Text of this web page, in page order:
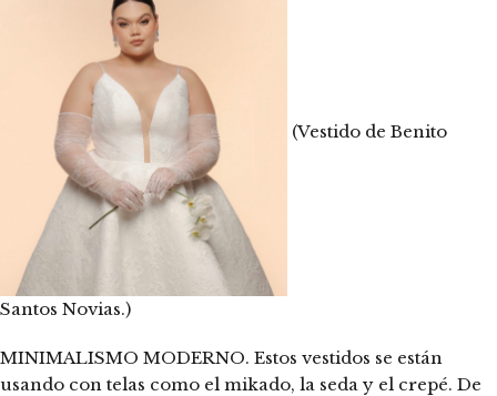
(Vestido de Benito
Santos Novias.)
MINIMALISMO MODERNO. Estos vestidos se están
usando con telas como el mikado, la seda y el crepé. De